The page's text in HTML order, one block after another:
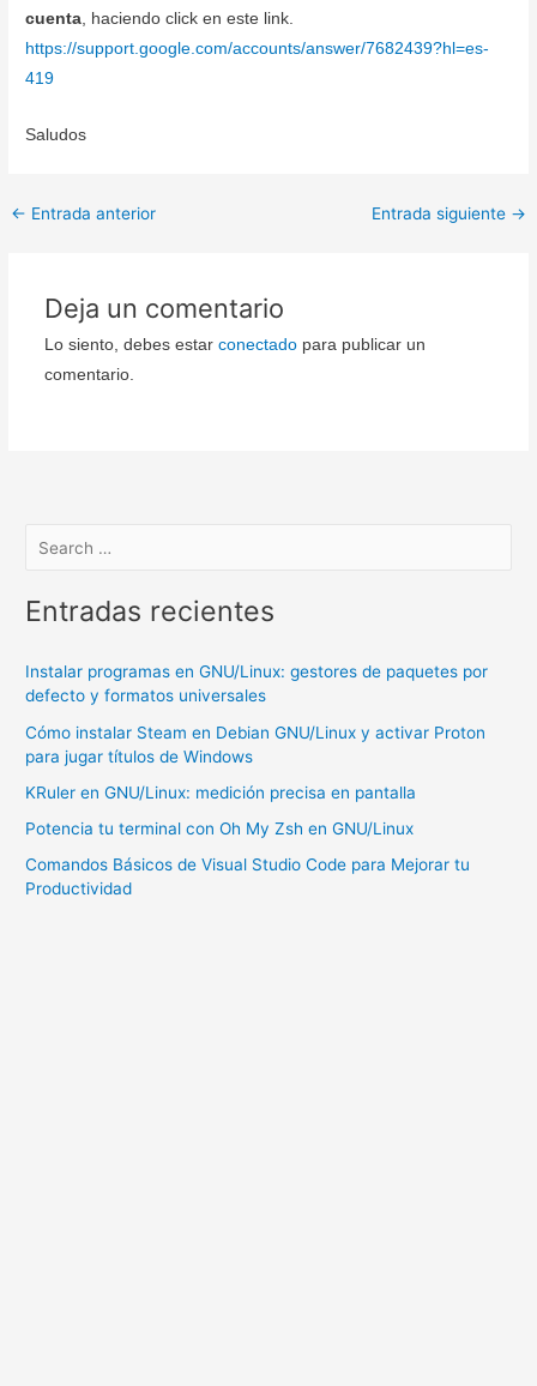
cuenta , haciendo click en este link.
https://support.google.com/accounts/answer/7682439?hl=es-
419
Saludos
← Entrada anterior Entrada siguiente →
Deja un comentario
Lo siento, debes estar conectadopara publicar un
comentario.
Entradas recientes
Instalar programas en GNU/Linux: gestores de paquetes por
defecto y formatos universales
Cómo instalar Steam en Debian GNU/Linux y activar Proton
para jugar títulos de Windows
KRuler en GNU/Linux: medición precisa en pantalla
Potencia tu terminal con Oh My Zsh en GNU/Linux
Comandos Básicos de Visual Studio Code para Mejorar tu
Productividad